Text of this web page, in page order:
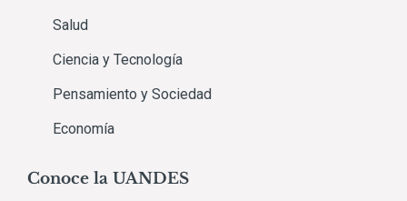
Salud
Ciencia y Tecnología
Pensamiento y Sociedad
Economía
Conoce la UANDES